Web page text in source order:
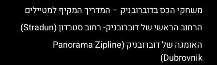
משחקי הכס בדוברובניק – המדריך המקיף למטיילים
הרחוב הראשי של דוברובניק- רחוב סטרדון (Stradun)
האומגה של דוברובניק (Panorama Zipline
Dubrovnik)